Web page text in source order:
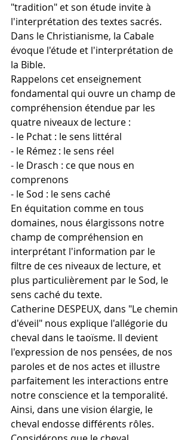
"tradition" et son étude invite à
l'interprétation des textes sacrés.
Dans le Christianisme, la Cabale
évoque l'étude et l'interprétation de
la Bible.
Rappelons cet enseignement
fondamental qui ouvre un champ de
compréhension étendue par les
quatre niveaux de lecture :
- le Pchat : le sens littéral
- le Rémez : le sens réel
- le Drasch : ce que nous en
comprenons
- le Sod : le sens caché
En équitation comme en tous
domaines, nous élargissons notre
champ de compréhension en
interprétant l'information par le
filtre de ces niveaux de lecture, et
plus particulièrement par le Sod, le
sens caché du texte.
Catherine DESPEUX, dans "Le chemin
d'éveil" nous explique l'allégorie du
cheval dans le taoïsme. Il devient
l'expression de nos pensées, de nos
paroles et de nos actes et illustre
parfaitement les interactions entre
notre conscience et la temporalité.
Ainsi, dans une vision élargie, le
cheval endosse différents rôles.